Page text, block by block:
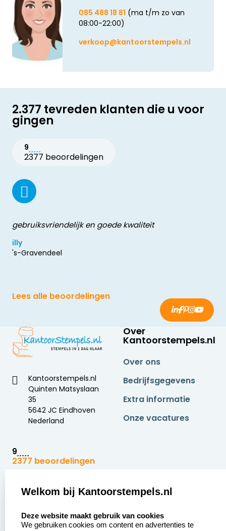
085 488 18 81 (ma t/m zo van
08:00-22:00)
verkoop@kantoorstempels.nl
2.377 tevreden klanten die u voor
gingen
9
2377 beoordelingen
gebruiksvriendelijk en goede kwaliteit
illy
's-Gravendeel
Lees alle beoordelingen
Kantoorstempels.nl
Quinten Matsyslaan
35
5642 JC Eindhoven
Nederland
9
2377 beoordelingen
Over
Kantoorstempels.nl
Over ons
Bedrijfsgegevens
Extra informatie
Onze vacatures
Zakelijk:
Aanvraag op maat
Klantenservice:
Contact opnemen
Welkom bij Kantoorstempels.nl
Deze website maakt gebruik van cookies
We gebruiken cookies om content en advertenties te